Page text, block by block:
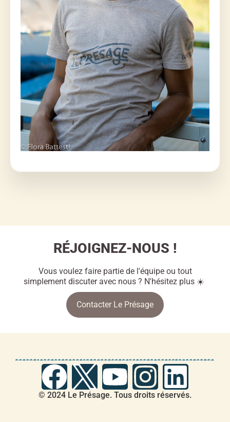
RÉJOIGNEZ-NOUS !
Vous voulez faire partie de l'équipe ou tout
simplement discuter avec nous ? N'hésitez plus ☀️
Contacter Le Présage
© 2024 Le Présage. Tous droits réservés.